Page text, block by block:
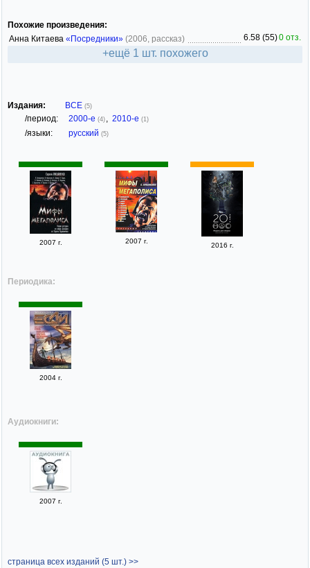
Похожие произведения:
Анна Китаева «Посредники» (2006, рассказ) 6.58 (55)0 отз.
+ещё 1 шт. похожего
Издания: ВСЕ (5)
/период: 2000-е (4) , 2010-е (1)
/языки: русский (5)
2007 г. 2007 г.
2016 г.
Периодика:
2004 г.
Аудиокниги:
2007 г.
страница всех изданий (5 шт.) >>